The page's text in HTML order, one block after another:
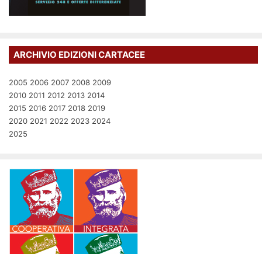
ARCHIVIO EDIZIONI CARTACEE
2005 2006 2007 2008 2009
2010 2011 2012 2013 2014
2015 2016 2017 2018 2019
2020 2021 2022 2023 2024
2025